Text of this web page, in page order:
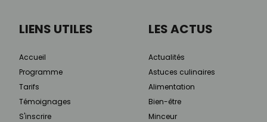
LIENS UTILES
Accueil
Programme
Tarifs
Témoignages
S'inscrire
LES ACTUS
Actualités
Astuces culinaires
Alimentation
Bien-être
Minceur